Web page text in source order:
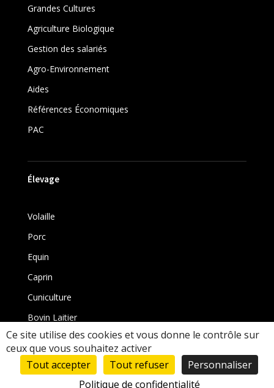
Grandes Cultures
Agriculture Biologique
Gestion des salariés
Agro-Environnement
Aides
Références Économiques
PAC
Élevage
Volaille
Porc
Equin
Caprin
Cuniculture
Bovin Laitier
Bovin
Ce site utilise des cookies et vous donne le contrôle sur
ceux que vous souhaitez activer
Tout accepter
Tout refuser
Personnaliser
Politique de confidentialité